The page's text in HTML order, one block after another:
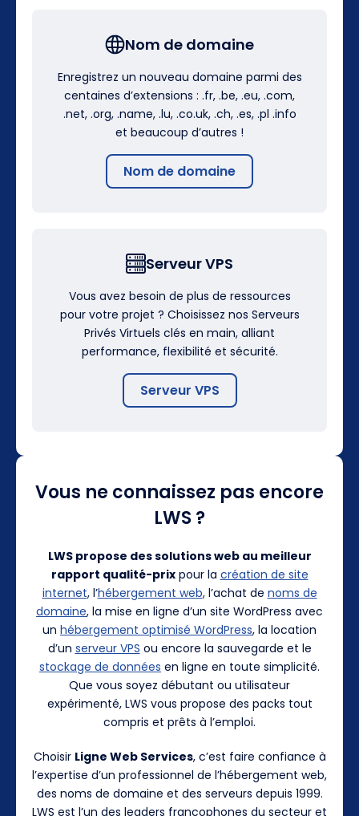
Nom de domaine
Enregistrez un nouveau domaine parmi des
centaines d’extensions : .fr, .be, .eu, .com,
.net, .org, .name, .lu, .co.uk, .ch, .es, .pl .info
et beaucoup d’autres !
Nom de domaine
Serveur VPS
Vous avez besoin de plus de ressources
pour votre projet ? Choisissez nos Serveurs
Privés Virtuels clés en main, alliant
performance, flexibilité et sécurité.
Serveur VPS
Vous ne connaissez pas encore
LWS ?
LWS propose des solutions web au meilleur
rapport qualité-prixpour la création de site
internet, l’hébergement web, l’achat de noms de
domaine, la mise en ligne d’un site WordPress avec
un hébergement optimisé WordPress, la location
d’un serveur VPS ou encore la sauvegarde et le
stockage de données en ligne en toute simplicité.
Que vous soyez débutant ou utilisateur
expérimenté, LWS vous propose des packs tout
compris et prêts à l’emploi.
Choisir Ligne Web Services, c’est faire confiance à
l’expertise d’un professionnel de l’hébergement web,
des noms de domaine et des serveurs depuis 1999.
LWS est l’un des leaders francophones du secteur et